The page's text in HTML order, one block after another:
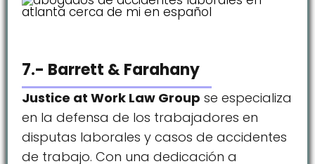
7.- Barrett & Farahany
Justice at Work Law Group se especializa
en la defensa de los trabajadores en
disputas laborales y casos de accidentes
de trabajo. Con una dedicación a